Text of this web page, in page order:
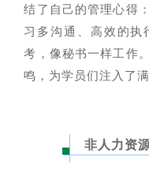
结了自己的管理心得
习多沟通、高效的执
考，像秘书一样工作
鸣，为学员们注入了
非人力资